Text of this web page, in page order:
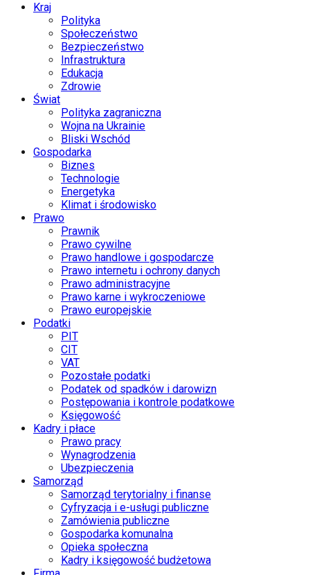
Kraj
Polityka
Społeczeństwo
Bezpieczeństwo
Infrastruktura
Edukacja
Zdrowie
Świat
Polityka zagraniczna
Wojna na Ukrainie
Bliski Wschód
Gospodarka
Biznes
Technologie
Energetyka
Klimat i środowisko
Prawo
Prawnik
Prawo cywilne
Prawo handlowe i gospodarcze
Prawo internetu i ochrony danych
Prawo administracyjne
Prawo karne i wykroczeniowe
Prawo europejskie
Podatki
PIT
CIT
VAT
Pozostałe podatki
Podatek od spadków i darowizn
Postępowania i kontrole podatkowe
Księgowość
Kadry i płace
Prawo pracy
Wynagrodzenia
Ubezpieczenia
Samorząd
Samorząd terytorialny i finanse
Cyfryzacja i e-usługi publiczne
Zamówienia publiczne
Gospodarka komunalna
Opieka społeczna
Kadry i księgowość budżetowa